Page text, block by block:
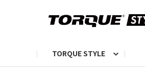
TORQUE STYLE